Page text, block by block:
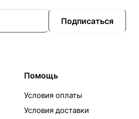
Подписаться
Помощь
Условия оплаты
Условия доставки